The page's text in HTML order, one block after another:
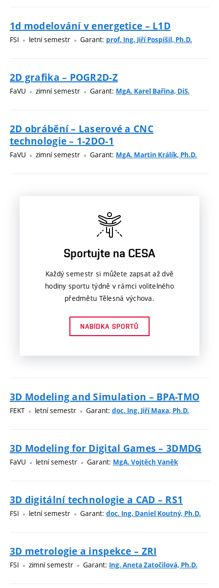
1d modelování v energetice – L1D
FSI letní semestr Garant: prof. Ing. Jiří Pospíšil, Ph.D.
2D grafika – POGR2D-Z
FaVU zimní semestr Garant: MgA. Karel Bařina, DiS.
2D obrábění – Laserové a CNC
technologie – 1-2DO-1
FaVU zimní semestr Garant: MgA. Martin Králík, Ph.D.
Sportujte na CESA
Každý semestr si můžete zapsat až dvě
hodiny sportu týdně v rámci volitelného
předmětu Tělesná výchova.
NABÍDKA SPORTŮ
3D Modeling and Simulation – BPA-TMO
FEKT letní semestr Garant: doc. Ing. Jiří Maxa, Ph.D.
3D Modeling for Digital Games – 3DMDG
FaVU letní semestr Garant: MgA. Vojtěch Vaněk
3D digitální technologie a CAD – RS1
FSI letní semestr Garant: doc. Ing. Daniel Koutný, Ph.D.
3D metrologie a inspekce – ZRI
FSI zimní semestr Garant: Ing. Aneta Zatočilová, Ph.D.